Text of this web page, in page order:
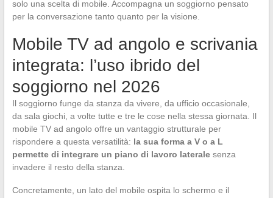
solo una scelta di mobile. Accompagna un soggiorno pensato
per la conversazione tanto quanto per la visione.
Mobile TV ad angolo e scrivania
integrata: l’uso ibrido del
soggiorno nel 2026
Il soggiorno funge da stanza da vivere, da ufficio occasionale,
da sala giochi, a volte tutte e tre le cose nella stessa giornata. Il
mobile TV ad angolo offre un vantaggio strutturale per
rispondere a questa versatilità: la sua forma a V o a L
permette di integrare un piano di lavoro lateralesenza
invadere il resto della stanza.
Concretamente, un lato del mobile ospita lo schermo e il